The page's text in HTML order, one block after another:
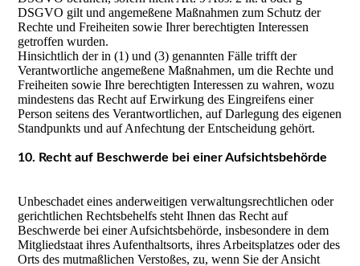
DSGVO gilt und angemeßene Maßnahmen zum Schutz der
Rechte und Freiheiten sowie Ihrer berechtigten Interessen
getroffen wurden.
Hinsichtlich der in (1) und (3) genannten Fälle trifft der
Verantwortliche angemeßene Maßnahmen, um die Rechte und
Freiheiten sowie Ihre berechtigten Interessen zu wahren, wozu
mindestens das Recht auf Erwirkung des Eingreifens einer
Person seitens des Verantwortlichen, auf Darlegung des eigenen
Standpunkts und auf Anfechtung der Entscheidung gehört.
10. Recht auf Beschwerde bei einer Aufsichtsbehörde
Unbeschadet eines anderweitigen verwaltungsrechtlichen oder
gerichtlichen Rechtsbehelfs steht Ihnen das Recht auf
Beschwerde bei einer Aufsichtsbehörde, insbesondere in dem
Mitgliedstaat ihres Aufenthaltsorts, ihres Arbeitsplatzes oder des
Orts des mutmaßlichen Verstoßes, zu, wenn Sie der Ansicht